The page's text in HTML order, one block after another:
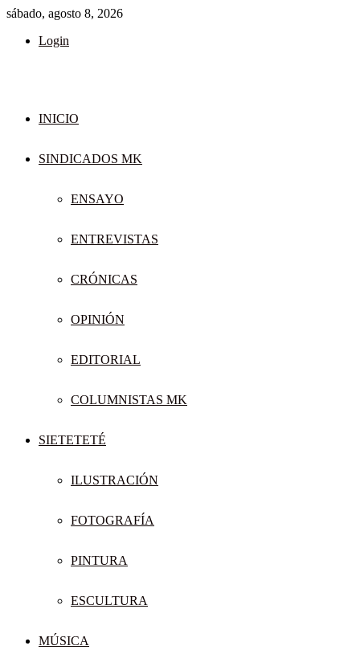
sábado, agosto 8, 2026
Login
INICIO
SINDICADOS MK
ENSAYO
ENTREVISTAS
CRÓNICAS
OPINIÓN
EDITORIAL
COLUMNISTAS MK
SIETETETÉ
ILUSTRACIÓN
FOTOGRAFÍA
PINTURA
ESCULTURA
MÚSICA